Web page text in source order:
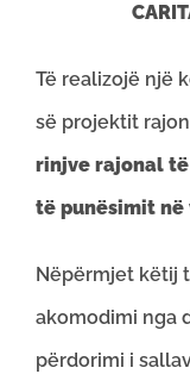
Të realizojë një
së projektit
rinjve rajonal
të punësimit
Nëpërmjet këtij
akomodimi nga
përdorimi i